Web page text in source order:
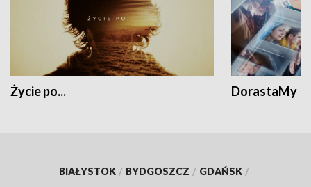
Życie po... DorastaMy
BIAŁYSTOK / BYDGOSZCZ / GDAŃSK /